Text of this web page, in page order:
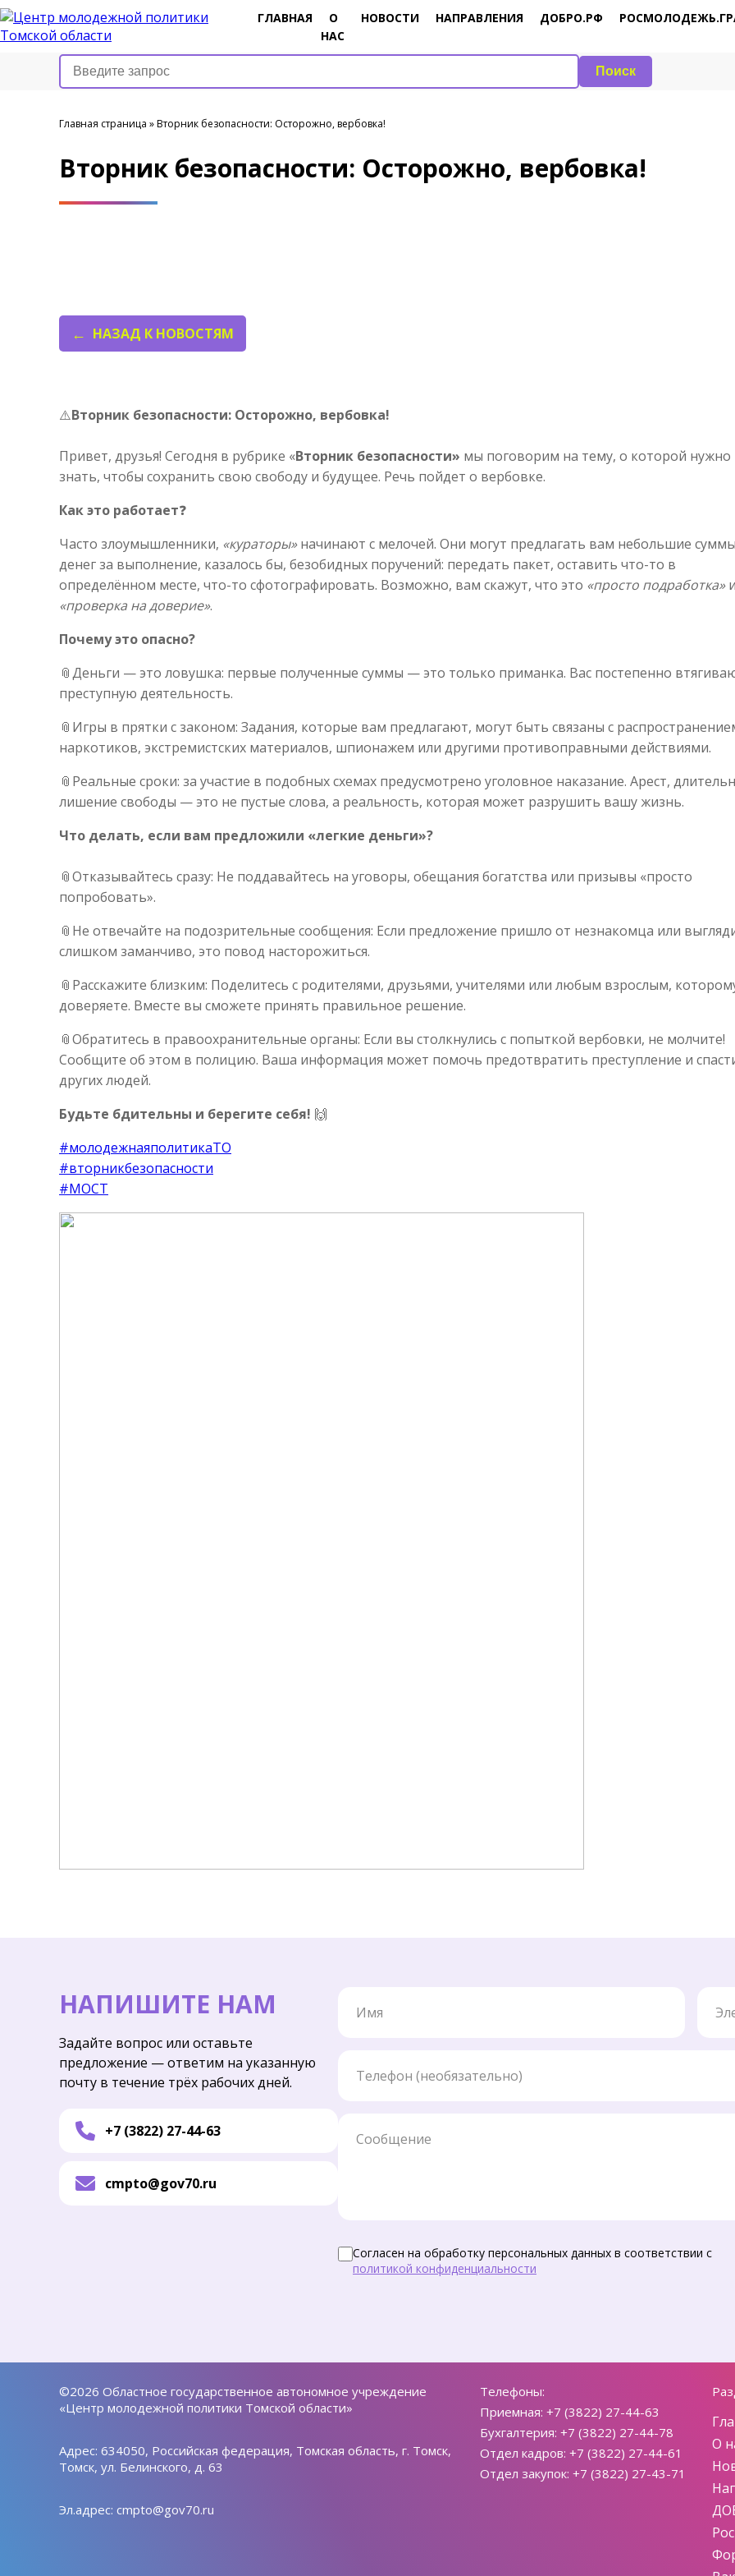
ГЛАВНАЯ
О
НАС
НОВОСТИ НАПРАВЛЕНИЯ ДОБРО.РФ
Поиск
Главная страница »️Вторник безопасности: Осторожно, вербовка!
️Вторник безопасности: Осторожно, вербовка!
НАЗАД К НОВОСТЯМ
⚠️Вторник безопасности: Осторожно, вербовка!
Привет, друзья! Сегодня в рубрике «Вторник безопасности» мы поговорим на тему, о которой нужно
знать, чтобы сохранить свою свободу и будущее. Речь пойдет о вербовке.
Как это работает❓
Часто злоумышленники, «кураторы»начинают с мелочей. Они могут предлагать вам небольшие суммы
денег за выполнение, казалось бы, безобидных поручений: передать пакет, оставить что-то в
определённом месте, что-то сфотографировать. Возможно, вам скажут, что это «просто подработка»
«проверка на доверие».
Почему это опасно?
📎Деньги — это ловушка: первые полученные суммы — это только приманка. Вас постепенно
преступную деятельность.
📎 Игры в прятки с законом: Задания, которые вам предлагают, могут быть связаны с
наркотиков, экстремистских материалов, шпионажем или другими противоправными действиями.
📎 Реальные сроки: за участие в подобных схемах предусмотрено уголовное наказание. Арест,
лишение свободы — это не пустые слова, а реальность, которая может разрушить вашу жизнь.
Что делать, если вам предложили «легкие деньги»?
📎Отказывайтесь сразу: Не поддавайтесь на уговоры, обещания богатства или призывы «просто
попробовать».
📎 Не отвечайте на подозрительные сообщения: Если предложение пришло от незнакомца или
слишком заманчиво, это повод насторожиться.
📎 Расскажите близким: Поделитесь с родителями, друзьями, учителями или любым взрослым,
доверяете. Вместе вы сможете принять правильное решение.
📎Обратитесь в правоохранительные органы: Если вы столкнулись с попыткой вербовки, не молчите!
Сообщите об этом в полицию. Ваша информация может помочь предотвратить преступление и
других людей.
Будьте бдительны и берегите себя! 🙌
#молодежнаяполитикаТО
#вторникбезопасности
#МОСТ
НАПИШИТЕ НАМ
Задайте вопрос или оставьте
предложение — ответим на указанную
почту в течение трёх рабочих дней.
+7 (3822) 27-44-63
cmpto@gov70.ru
Согласен на обработку персональных данных в соответствии с
политикой конфиденциальности
©2026 Областное государственное автономное учреждение
«Центр молодежной политики Томской области»
Адрес: 634050, Российская федерация, Томская область, г. Томск,
Томск, ул. Белинского, д. 63
Эл.адрес: cmpto@gov70.ru
Телефоны:
Приемная: +7 (3822) 27-44-63
Бухгалтерия: +7 (3822) 27-44-78
Отдел кадров: +7 (3822) 27-44-61
Отдел закупок: +7 (3822) 27-43-71
О